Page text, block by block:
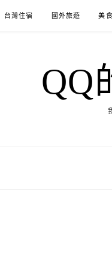
台灣住宿 國外旅遊 美
QQ